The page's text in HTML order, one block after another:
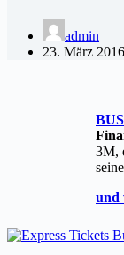
admin
23. März 2016
3M,
und